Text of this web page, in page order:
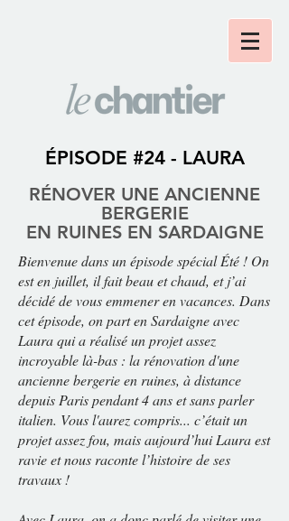
ÉPISODE #24 - LAURA
RÉNOVER UNE ANCIENNE
BERGERIE
EN RUINES EN SARDAIGNE
Bienvenue dans un épisode spécial Été ! On
est en juillet, il fait beau et chaud, et j’ai
décidé de vous emmener en vacances. Dans
cet épisode, on part en Sardaigne avec
Laura qui a réalisé un projet assez
incroyable là-bas : la rénovation d'une
ancienne bergerie en ruines, à distance
depuis Paris pendant 4 ans et sans parler
italien. Vous l'aurez compris... c’était un
projet assez fou, mais aujourd’hui Laura est
ravie et nous raconte l’histoire de ses
travaux !